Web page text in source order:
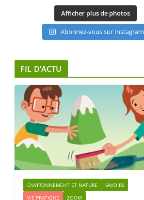
Afficher plus de photos
Abonnez-vous sur Instagram
FIL D’ACTU
ENVIRONNEMENT ET NATURE
SAVOIRS
VIE PRATIQUE
ZOOM